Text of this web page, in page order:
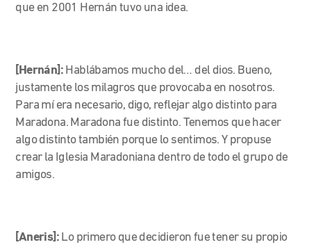
que en 2001 Hernán tuvo una idea.
[Hernán]: Hablábamos mucho del… del dios. Bueno,
justamente los milagros que provocaba en nosotros.
Para mí era necesario, digo, reflejar algo distinto para
Maradona. Maradona fue distinto. Tenemos que hacer
algo distinto también porque lo sentimos. Y propuse
crear la Iglesia Maradoniana dentro de todo el grupo de
amigos.
[Aneris]: Lo primero que decidieron fue tener su propio